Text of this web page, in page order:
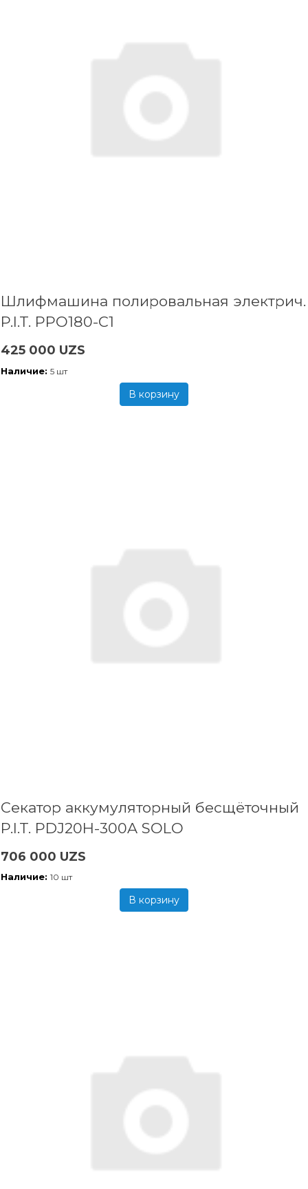
Шлифмашина полировальная электрич.
P.I.T. PPO180-C1
425 000 UZS
Наличие: 5 шт
В корзину
Секатор аккумуляторный бесщёточный
P.I.T. PDJ20H-300A SOLO
706 000 UZS
Наличие: 10 шт
В корзину